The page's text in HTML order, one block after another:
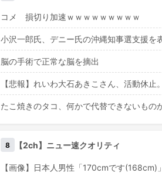
コメ 損切り加速ｗｗｗｗｗｗｗｗｗ
小沢一郎氏、デニー氏の沖縄知事選支援を
脳の手術で正常な脳を摘出
【悲報】れいわ大石あきこさん、活動休止。
たこ焼きのタコ、何かで代替できないもの
8 【2ch】ニュー速クオリティ
【画像】日本人男性「170cmです